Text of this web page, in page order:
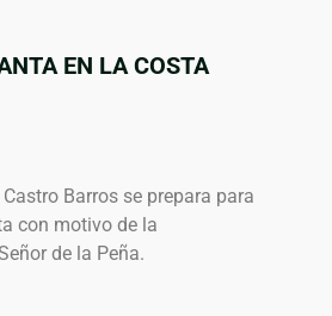
EN LA COSTA
Barros se prepara para
con motivo de la
de la Peña.